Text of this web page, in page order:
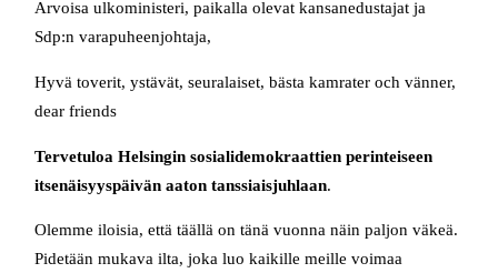
Arvoisa ulkoministeri, paikalla olevat kansanedustajat ja
Sdp:n varapuheenjohtaja,
Hyvä toverit, ystävät, seuralaiset, bästa kamrater och vänner,
dear friends
Tervetuloa Helsingin sosialidemokraattien perinteiseen
itsenäisyyspäivän aaton tanssiaisjuhlaan.
Olemme iloisia, että täällä on tänä vuonna näin paljon väkeä.
Pidetään mukava ilta, joka luo kaikille meille voimaa